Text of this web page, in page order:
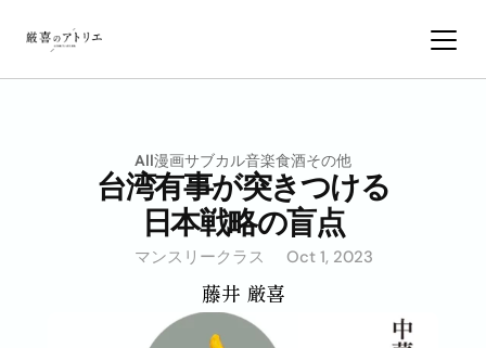
All漫画サブカル音楽食酒その他
台湾有事が突きつける
日本戦略の盲点
マンスリークラス Oct 1, 2023
藤井 厳喜